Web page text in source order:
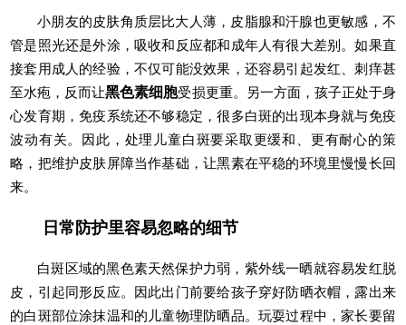
小朋友的皮肤角质层比大人薄，皮脂腺和汗腺也更敏感，不
管是照光还是外涂，吸收和反应都和成年人有很大差别。如果直
接套用成人的经验，不仅可能没效果，还容易引起发红、刺痒甚
至水疱，反而让黑色素细胞受损更重。另一方面，孩子正处于身
心发育期，免疫系统还不够稳定，很多白斑的出现本身就与免疫
波动有关。因此，处理儿童白斑要采取更缓和、更有耐心的策
略，把维护皮肤屏障当作基础，让黑素在平稳的环境里慢慢长回
来。
日常防护里容易忽略的细节
白斑区域的黑色素天然保护力弱，紫外线一晒就容易发红脱
皮，引起同形反应。因此出门前要给孩子穿好防晒衣帽，露出来
的白斑部位涂抹温和的儿童物理防晒品。玩耍过程中，家长要留